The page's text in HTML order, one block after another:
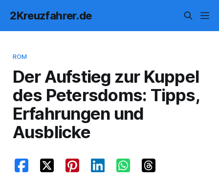
2Kreuzfahrer.de
ROM
Der Aufstieg zur Kuppel
des Petersdoms: Tipps,
Erfahrungen und
Ausblicke